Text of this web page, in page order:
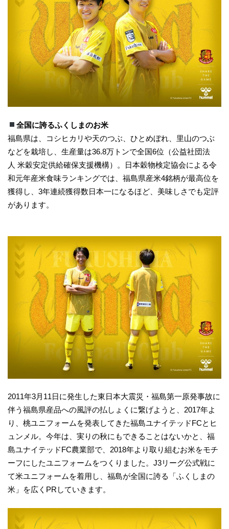
全国に誇るふくしまのお米
福島県は、コシヒカリや天のつぶ、ひとめぼれ、里山のつぶ
などを栽培し、生産量は36.8万トンで全国6位（公益社団法
人 米穀安定供給確保支援機構）。日本穀物検定協会による令
和元年産米食味ランキングでは、福島県産米4銘柄が最高位を
獲得し、3年連続獲得数日本一になるほど、美味しさでも定評
があります。
2011年3月11日に発生した東日本大震災・福島第一原発事故に
伴う福島県産品への風評の払しょくに繋げようと、2017年よ
り、桃ユニフォームを発表してきた福島ユナイテッドFCとヒ
ュンメル。今年は、実りの秋にもできることはないかと、福
島ユナイテッドFC農業部で、2018年より取り組むお米をモチ
ーフにしたユニフォームをつくりました。J3リーグ公式戦に
て米ユニフォームを着用し、福島が全国に誇る「ふくしまの
米」を広くPRしていきます。